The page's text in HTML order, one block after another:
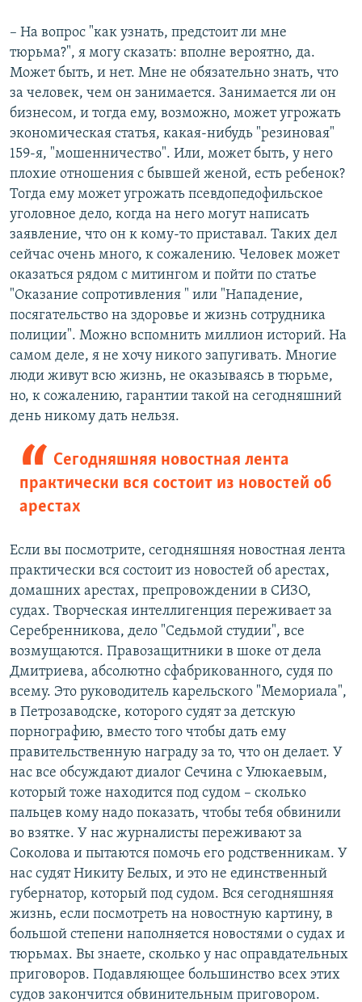
– На вопрос "как узнать, предстоит ли мне
тюрьма?", я могу сказать: вполне вероятно, да.
Может быть, и нет. Мне не обязательно знать, что
за человек, чем он занимается. Занимается ли он
бизнесом, и тогда ему, возможно, может угрожать
экономическая статья, какая-нибудь "резиновая"
159-я, "мошенничество". Или, может быть, у него
плохие отношения с бывшей женой, есть ребенок?
Тогда ему может угрожать псевдопедофильское
уголовное дело, когда на него могут написать
заявление, что он к кому-то приставал. Таких дел
сейчас очень много, к сожалению. Человек может
оказаться рядом с митингом и пойти по статье
"Оказание сопротивления " или "Нападение,
посягательство на здоровье и жизнь сотрудника
полиции". Можно вспомнить миллион историй. На
самом деле, я не хочу никого запугивать. Многие
люди живут всю жизнь, не оказываясь в тюрьме,
но, к сожалению, гарантии такой на сегодняшний
день никому дать нельзя.
Сегодняшняя новостная лента
практически вся состоит из новостей об
арестах
Если вы посмотрите, сегодняшняя новостная лента
практически вся состоит из новостей об арестах,
домашних арестах, препровождении в СИЗО,
судах. Творческая интеллигенция переживает за
Серебренникова, дело "Седьмой студии", все
возмущаются. Правозащитники в шоке от дела
Дмитриева, абсолютно сфабрикованного, судя по
всему. Это руководитель карельского "Мемориала",
в Петрозаводске, которого судят за детскую
порнографию, вместо того чтобы дать ему
правительственную награду за то, что он делает. У
нас все обсуждают диалог Сечина с Улюкаевым,
который тоже находится под судом – сколько
пальцев кому надо показать, чтобы тебя обвинили
во взятке. У нас журналисты переживают за
Соколова и пытаются помочь его родственникам. У
нас судят Никиту Белых, и это не единственный
губернатор, который под судом. Вся сегодняшняя
жизнь, если посмотреть на новостную картину, в
большой степени наполняется новостями о судах и
тюрьмах. Вы знаете, сколько у нас оправдательных
приговоров. Подавляющее большинство всех этих
судов закончится обвинительным приговором.